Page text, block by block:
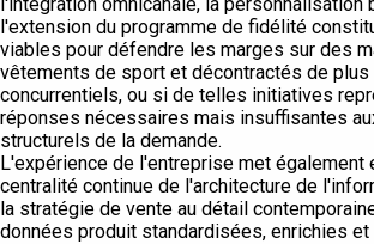
l'extension du programme de fidélité
viables pour défendre les marges sur des
vêtements de sport et décontractés de plus
concurrentiels, ou si de telles initiatives
réponses nécessaires mais insuffisantes
structurels de la demande.
L'expérience de l'entreprise met également
centralité continue de l'architecture de
la stratégie de vente au détail
données produit standardisées, enrichies